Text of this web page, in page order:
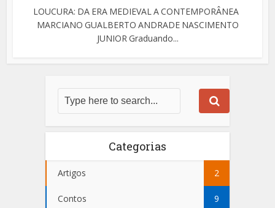
LOUCURA: DA ERA MEDIEVAL A CONTEMPORÂNEA
MARCIANO GUALBERTO ANDRADE NASCIMENTO
JUNIOR Graduando...
Categorias
Artigos 2
Contos 9